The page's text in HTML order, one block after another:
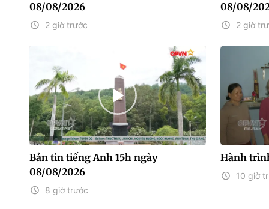
08/08/2026
2 giờ trước
08/08/
2 giờ
Bản tin tiếng Anh 15h ngày
08/08/2026
8 giờ trước
Hành
10 giờ